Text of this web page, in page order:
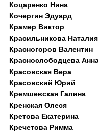
Коцаренко Нина
Кочергин Эдуард
Крамер Виктор
Красильникова Наталия
Красногоров Валентин
Краснослободцева
Красовская Вера
Красовский Юрий
Кремшевская Галина
Кренская Олеся
Кретова Екатерина
Кречетова Римма